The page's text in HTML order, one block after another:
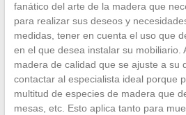
fanático del arte de la madera que
para realizar sus deseos y
medidas, tener en cuenta el uso que
en el que desea instalar su mobiliario.
madera de calidad que se ajuste a su
contactar al especialista ideal porque
multitud de especies de madera que
mesas, etc. Esto aplica tanto para